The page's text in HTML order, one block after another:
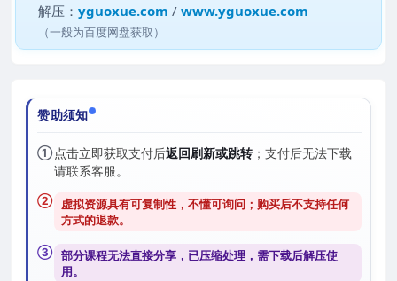
解压：yguoxue.com /www.yguoxue.com
（一般为百度网盘获取）
赞助须知
①点击立即获取支付后返回刷新或跳转；支付后无法下载
请联系客服。
② 虚拟资源具有可复制性，不懂可询问；购买后不支持任何
方式的退款。
③ 部分课程无法直接分享，已压缩处理，需下载后解压使
用。